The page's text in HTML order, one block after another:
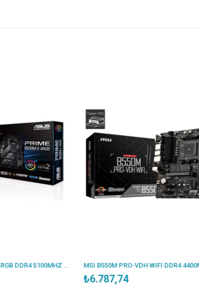
MSI B550M PRO-VDH WIFI DDR4 4400MHZ 1XVGA 1XHDMI 1XDP 2XM.2 USB 3.2 MATX AM4 (AMD 5000/4000G/3000 SERİLERİ İLE UYUMLU)